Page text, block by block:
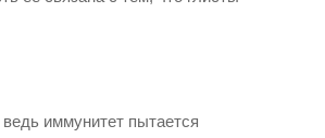
иммунитет пытается